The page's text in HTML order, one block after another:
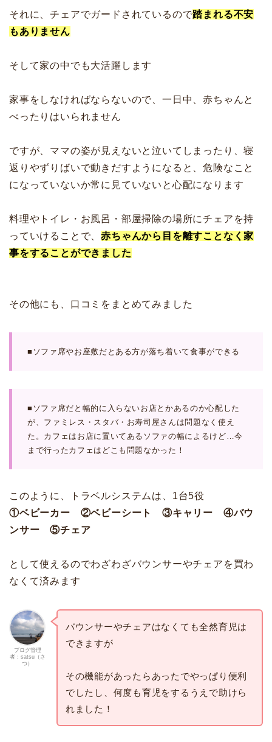
それに、チェアでガードされているので踏まれる不安
もありません
そして家の中でも大活躍します
家事をしなければならないので、一日中、赤ちゃんと
べったりはいられません
ですが、ママの姿が見えないと泣いてしまったり、寝
返りやずりばいで動きだすようになると、危険なこと
になっていないか常に見ていないと心配になります
料理やトイレ・お風呂・部屋掃除の場所にチェアを持
っていけることで、赤ちゃんから目を離すことなく家
事をすることができました
その他にも、口コミをまとめてみました
■ソファ席やお座敷だとある方が落ち着いて食事ができる
■ソファ席だと幅的に入らないお店とかあるのか心配した
が、ファミレス・スタバ・お寿司屋さんは問題なく使え
た。カフェはお店に置いてあるソファの幅によるけど…今
まで行ったカフェはどこも問題なかった！
このように、トラベルシステムは、1台5役
①ベビーカー ②ベビーシート ③キャリー ④バウ
ンサー ⑤チェア
として使えるのでわざわざバウンサーやチェアを買わ
なくて済みます
ブログ管理
者：satsu（さ
つ）
バウンサーやチェアはなくても全然育児は
できますが
その機能があったらあったでやっぱり便利
でしたし、何度も育児をするうえで助けら
れました！